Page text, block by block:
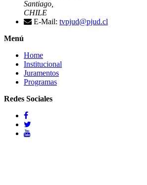
Santiago,
CHILE
E-Mail: tvpjud@pjud.cl
Menú
Home
Institucional
Juramentos
Programas
Redes Sociales